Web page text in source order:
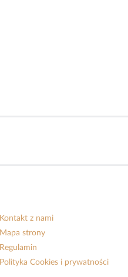
Kontakt z nami
Mapa strony
Regulamin
Polityka Cookies i prywatności